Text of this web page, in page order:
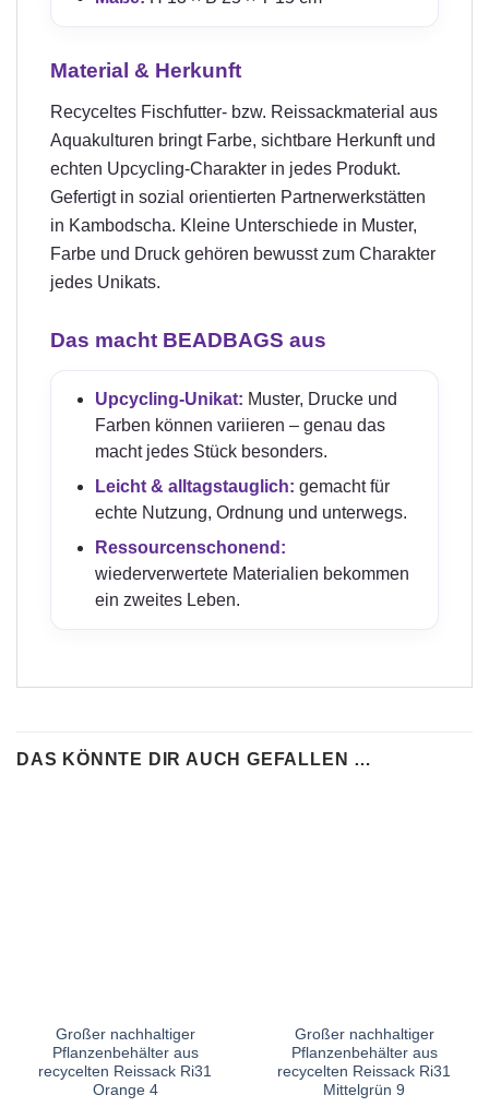
Material & Herkunft
Recyceltes Fischfutter- bzw. Reissackmaterial aus
Aquakulturen bringt Farbe, sichtbare Herkunft und
echten Upcycling-Charakter in jedes Produkt.
Gefertigt in sozial orientierten Partnerwerkstätten
in Kambodscha. Kleine Unterschiede in Muster,
Farbe und Druck gehören bewusst zum Charakter
jedes Unikats.
Das macht BEADBAGS aus
Upcycling-Unikat: Muster, Drucke und
Farben können variieren – genau das
macht jedes Stück besonders.
Leicht & alltagstauglich: gemacht für
echte Nutzung, Ordnung und unterwegs.
Ressourcenschonend:
wiederverwertete Materialien bekommen
ein zweites Leben.
DAS KÖNNTE DIR AUCH GEFALLEN …
Großer nachhaltiger
Pflanzenbehälter aus
recycelten Reissack Ri31
Orange 4
Großer nachhaltiger
Pflanzenbehälter aus
recycelten Reissack Ri31
Mittelgrün 9